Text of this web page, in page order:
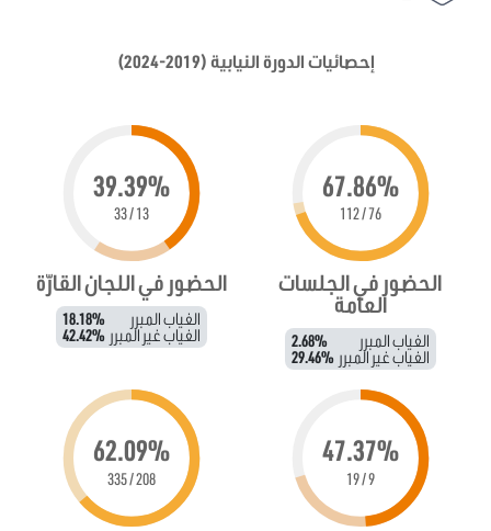
إحصائيات الدورة النيابية (2019-2024)
67.86%
76 / 112
الحضور في الجلسات
العامة
الغياب المبرر 2.68%
الغياب غير المبرر 29.46%
39.39%
13 / 33
الحضور في اللجان القارّة
الغياب المبرر 18.18%
الغياب غير المبرر 42.42%
47.37%
9 / 19
62.09%
208 / 335